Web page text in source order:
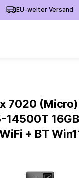
EU-weiter Versand
7020
14500T
+ BT